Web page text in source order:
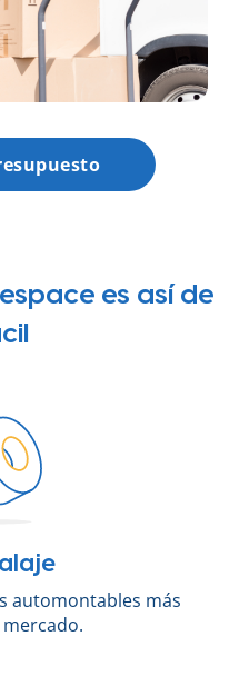
es así de
automontables más